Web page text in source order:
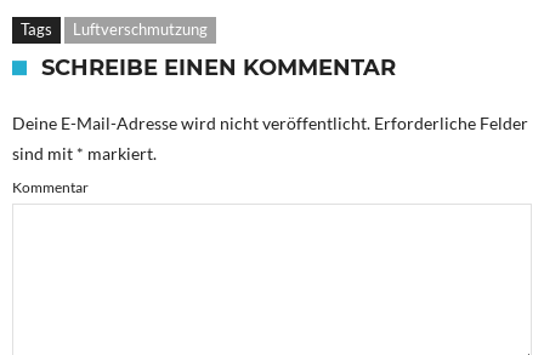
Tags Luftverschmutzung
SCHREIBE EINEN KOMMENTAR
Deine E-Mail-Adresse wird nicht veröffentlicht. Erforderliche Felder
sind mit * markiert.
Kommentar